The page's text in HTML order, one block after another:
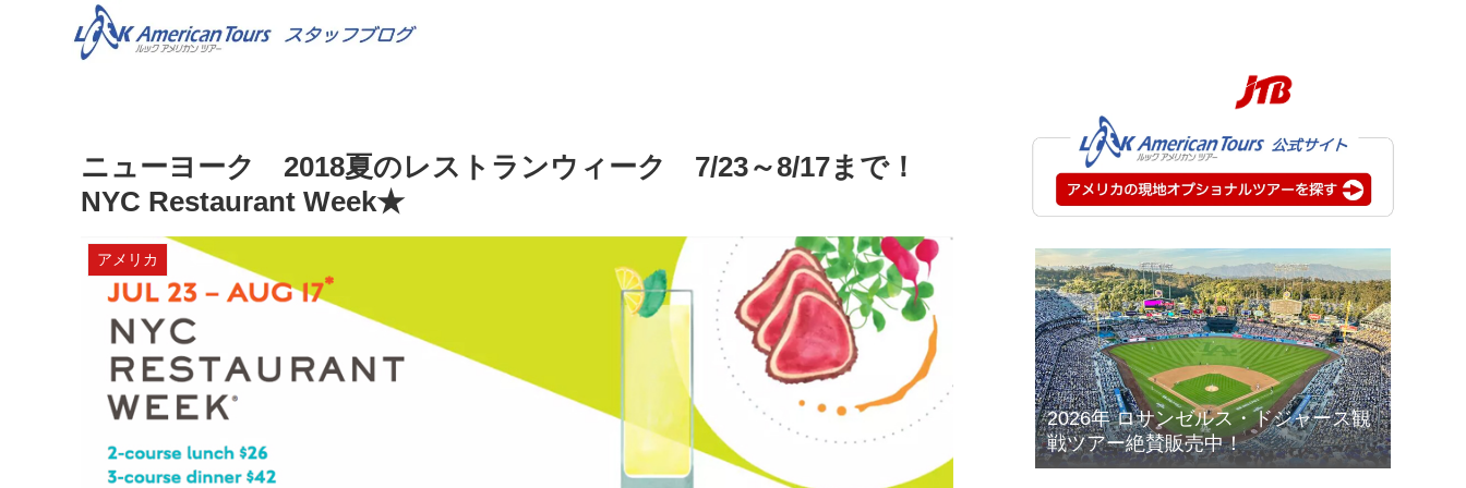
ニューヨーク 2018夏のレストランウィーク 7/23～8/17まで！
NYC Restaurant Week★
アメリカ
2026年 ロサンゼルス・ドジャース観
戦ツアー絶賛販売中！